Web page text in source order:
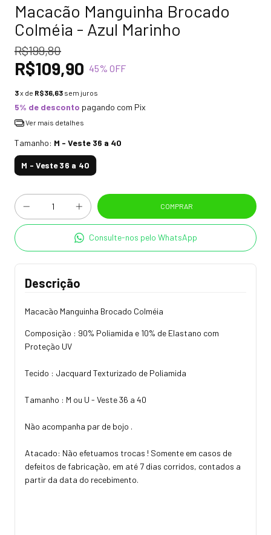
Macacão Manguinha Brocado
Colméia - Azul Marinho
R$199,80
R$109,90 45% OFF
3x de R$36,63 sem juros
5% de desconto pagando com Pix
Ver mais detalhes
Tamanho: M - Veste 36 a 40
M - Veste 36 a 40
Consulte-nos pelo WhatsApp
Descrição
Macacão Manguinha Brocado Colméia
Composição : 90% Poliamida e 10% de Elastano com
Proteção UV
Tecido : Jacquard Texturizado de Poliamida
Tamanho : M ou U - Veste 36 a 40
Não acompanha par de bojo .
Atacado: Não efetuamos trocas ! Somente em casos de
defeitos de fabricação, em até 7 dias corridos, contados a
partir da data do recebimento.